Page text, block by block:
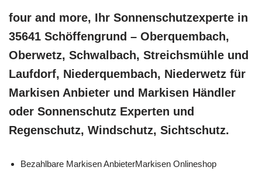
four and more, Ihr Sonnenschutzexperte in
35641 Schöffengrund – Oberquembach,
Oberwetz, Schwalbach, Streichsmühle und
Laufdorf, Niederquembach, Niederwetz für
Markisen Anbieter und Markisen Händler
oder Sonnenschutz Experten und
Regenschutz, Windschutz, Sichtschutz.
Bezahlbare Markisen AnbieterMarkisen Onlineshop